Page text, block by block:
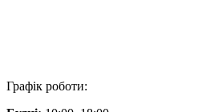
Графік роботи: